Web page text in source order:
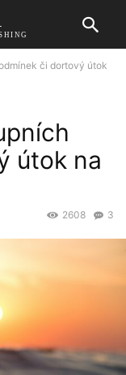
či dortový útok
útok na
3
2608